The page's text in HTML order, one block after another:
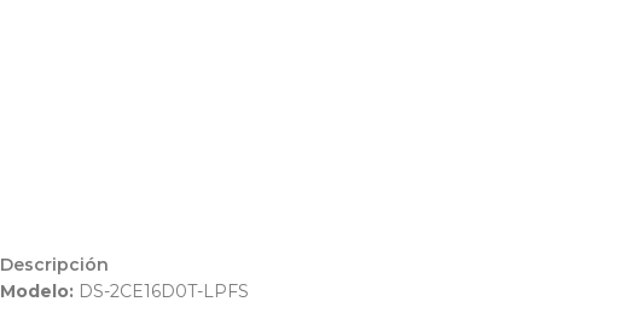
Descripción
Modelo: DS-2CE16D0T-LPFS